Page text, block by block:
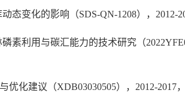
态变化的影响（SDS-QN-1208），2012-
素利用与碳汇能力的技术研究（
化建议（XDB03030505），2012-2017